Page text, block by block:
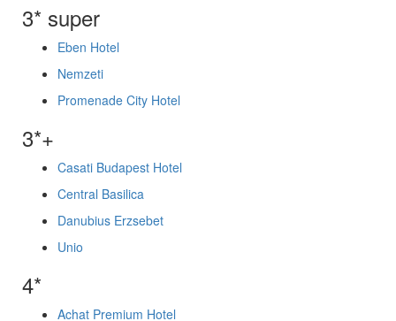
3* super
Eben Hotel
Nemzeti
Promenade City Hotel
3*+
Casati Budapest Hotel
Central Basilica
Danubius Erzsebet
Unio
4*
Achat Premium Hotel